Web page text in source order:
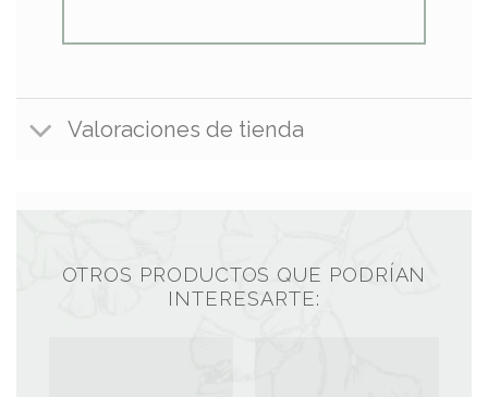
Valoraciones de tienda
OTROS PRODUCTOS QUE PODRÍAN
INTERESARTE: